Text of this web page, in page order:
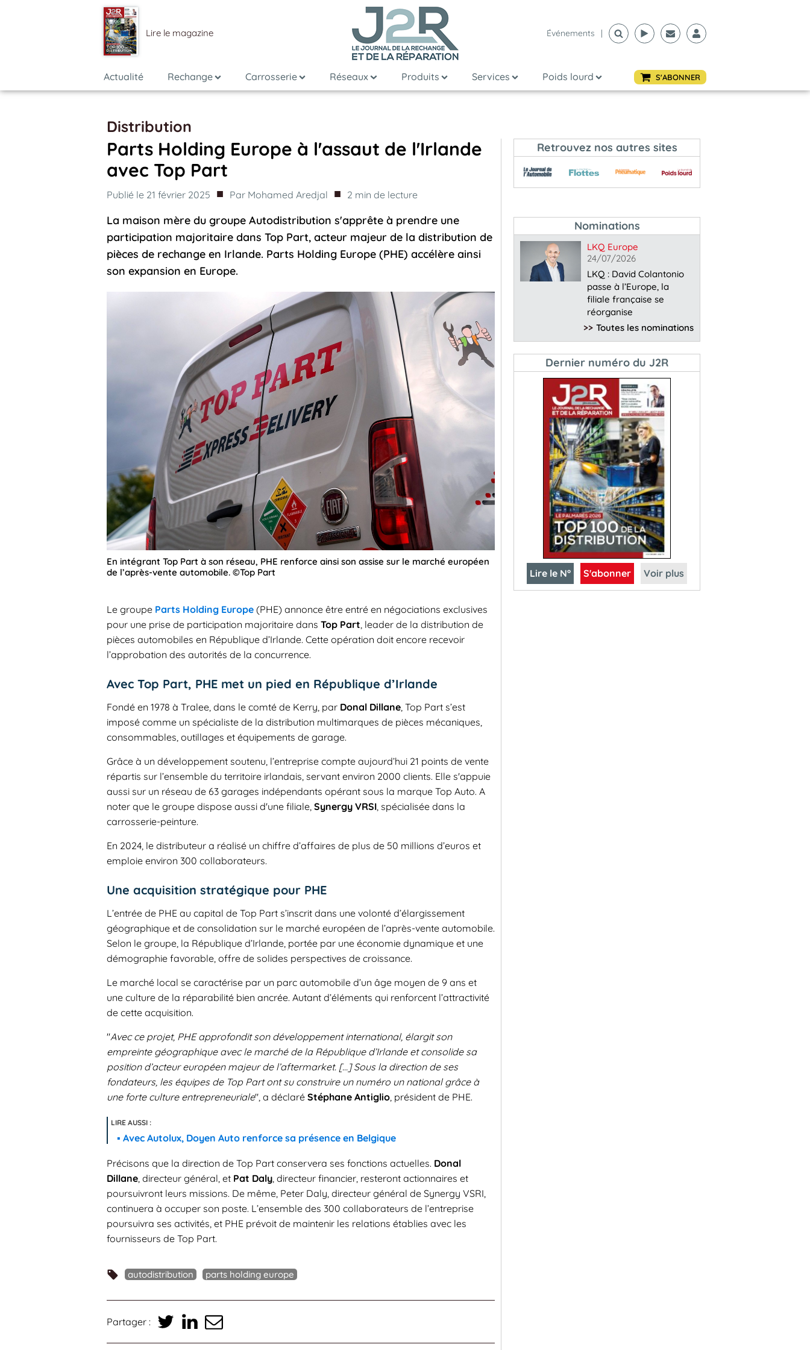
Lire le magazine Événements |
Actualité Rechange Carrosserie Réseaux Produits Services Poids lourd S'ABONNER
Distribution
Parts Holding Europe à l'assaut de l'Irlande
avec Top Part
Publié le 21 février 2025 ■ Par Mohamed Aredjal ■ 2 min de lecture
La maison mère du groupe Autodistribution s'apprête à prendre une
participation majoritaire dans Top Part, acteur majeur de la distribution de
pièces de rechange en Irlande. Parts Holding Europe (PHE) accélère ainsi
son expansion en Europe.
En intégrant Top Part à son réseau, PHE renforce ainsi son assise sur le marché européen
de l’après-vente automobile. ©Top Part
Le groupe Parts Holding Europe (PHE) annonce être entré en négociations exclusives
pour une prise de participation majoritaire dans Top Part, leader de la distribution de
pièces automobiles en République d’Irlande. Cette opération doit encore recevoir
l’approbation des autorités de la concurrence.
Avec Top Part, PHE met un pied en République d’Irlande
Fondé en 1978 à Tralee, dans le comté de Kerry, par Donal Dillane, Top Part s’est
imposé comme un spécialiste de la distribution multimarques de pièces mécaniques,
consommables, outillages et équipements de garage.
Grâce à un développement soutenu, l’entreprise compte aujourd’hui 21 points de vente
répartis sur l’ensemble du territoire irlandais, servant environ 2000 clients. Elle s'appuie
aussi sur un réseau de 63 garages indépendants opérant sous la marque Top Auto. A
noter que le groupe dispose aussi d'une filiale, Synergy VRSI, spécialisée dans la
carrosserie-peinture.
En 2024, le distributeur a réalisé un chiffre d’affaires de plus de 50 millions d’euros et
emploie environ 300 collaborateurs.
Une acquisition stratégique pour PHE
L’entrée de PHE au capital de Top Part s’inscrit dans une volonté d’élargissement
géographique et de consolidation sur le marché européen de l’après-vente automobile.
Selon le groupe, la République d’Irlande, portée par une économie dynamique et une
démographie favorable, offre de solides perspectives de croissance.
Le marché local se caractérise par un parc automobile d’un âge moyen de 9 ans et
une culture de la réparabilité bien ancrée. Autant d’éléments qui renforcent l’attractivité
de cette acquisition.
"Avec ce projet, PHE approfondit son développement international, élargit son
empreinte géographique avec le marché de la République d’Irlande et consolide sa
position d’acteur européen majeur de l’aftermarket. […] Sous la direction de ses
fondateurs, les équipes de Top Part ont su construire un numéro un national grâce à
une forte culture entrepreneuriale", a déclaré Stéphane Antiglio, président de PHE.
Avec Autolux, Doyen Auto renforce sa présence en Belgique
Précisons que la direction de Top Part conservera ses fonctions actuelles. Donal
Dillane, directeur général, et Pat Daly, directeur financier, resteront actionnaires et
poursuivront leurs missions. De même, Peter Daly, directeur général de Synergy VSRI,
continuera à occuper son poste. L’ensemble des 300 collaborateurs de l’entreprise
poursuivra ses activités, et PHE prévoit de maintenir les relations établies avec les
fournisseurs de Top Part.
autodistribution parts holding europe
Partager :
Retrouvez nos autres sites
Nominations
LKQ Europe
24/07/2026
LKQ : David Colantonio
passe à l’Europe, la
filiale française se
réorganise
>> Toutes les nominations
Dernier numéro du J2R
Lire le N° S'abonner Voir plus